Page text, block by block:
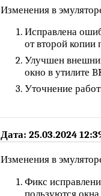
Изменения в
Исправлена
от второй
Улучшен
окно в утилите
Уточнение
Дата: 25.03.2024
Изменения в
Фикс